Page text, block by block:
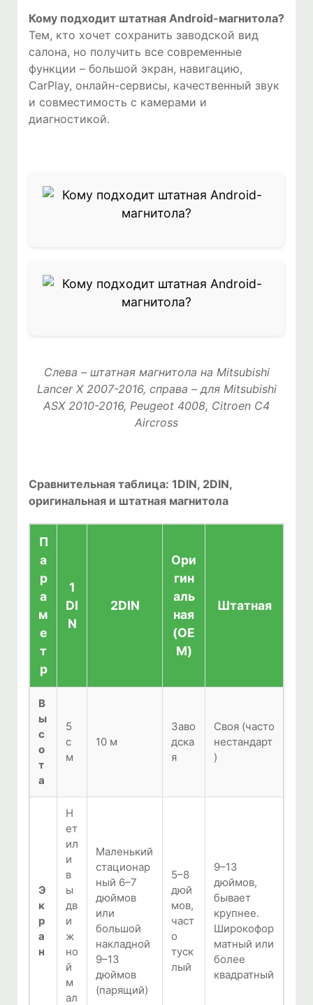
Кому подходит штатная Android-магнитола?
Тем, кто хочет сохранить заводской вид
салона, но получить все современные
функции – большой экран, навигацию,
CarPlay, онлайн-сервисы, качественный звук
и совместимость с камерами и
диагностикой.
Слева – штатная магнитола на Mitsubishi
Lancer X 2007-2016, справа – для Mitsubishi
ASX 2010-2016, Peugeot 4008, Citroen C4
Aircross
Сравнительная таблица: 1DIN, 2DIN,
оригинальная и штатная магнитола
П
а
р
а
м
е
т
р
1
DI
N
2DIN
Ори
гин
аль
ная
(OE
M)
Штатная
В
ы
с
о
т
а
5
с
м
10 м
Заво
дска
я
Своя (часто
нестандарт
)
Э
к
р
а
н
Н
ет
ил
и
в
ы
дв
и
ж
но
й
м
ал
Маленький
стационар
ный 6–7
дюймов
или
большой
накладной
9–13
дюймов
(парящий)
5–8
дюй
мов,
част
о
туск
лый
9–13
дюймов,
бывает
крупнее.
Широкофор
матный или
более
квадратный